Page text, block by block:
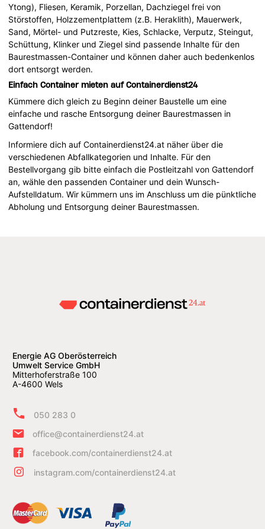
Ytong), Fliesen, Keramik, Porzellan, Dachziegel frei von
Störstoffen, Holzzementplattem (z.B. Heraklith), Mauerwerk,
Sand, Mörtel- und Putzreste, Kies, Schlacke, Verputz, Steingut,
Schüttung, Klinker und Ziegel sind passende Inhalte für den
Baurestmassen-Container und können daher auch bedenkenlos
dort entsorgt werden.
Einfach Container mieten auf Containerdienst24
Kümmere dich gleich zu Beginn deiner Baustelle um eine
einfache und rasche Entsorgung deiner Baurestmassen in
Gattendorf!
Informiere dich auf Containerdienst24.at näher über die
verschiedenen Abfallkategorien und Inhalte. Für den
Bestellvorgang gib bitte einfach die Postleitzahl von Gattendorf
an, wähle den passenden Container und dein Wunsch-
Aufstelldatum. Wir kümmern uns im Anschluss um die pünktliche
Abholung und Entsorgung deiner Baurestmassen.
Energie AG Oberösterreich
Umwelt Service GmbH
Mitterhoferstraße 100
A-4600 Wels
050 283 0
office@containerdienst24.at
facebook.com/containerdienst24.at
instagram.com/containerdienst24.at